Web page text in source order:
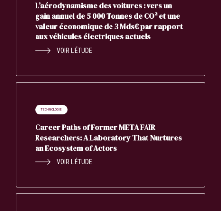
L’aérodynamisme des voitures : vers un
gain annuel de 5 000 Tonnes de CO² et une
valeur économique de 3 Mds€ par rapport
aux véhicules électriques actuels
VOIR L'ÉTUDE
TECHNOLOGIE
Career Paths of Former META FAIR
Researchers: A Laboratory That Nurtures
an Ecosystem of Actors
VOIR L'ÉTUDE